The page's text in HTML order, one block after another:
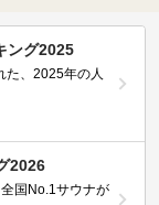
ング2025
た、2025年の人
2026
国No.1サウナが